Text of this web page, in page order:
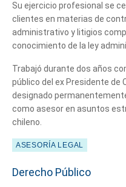
Su ejercicio profesional se
clientes en materias de
administrativo y litigios
conocimiento de la ley
Trabajó durante dos años
público del ex Presidente de
designado
como asesor en asuntos
chileno.
ASESORÍA LEGAL
Derecho Público